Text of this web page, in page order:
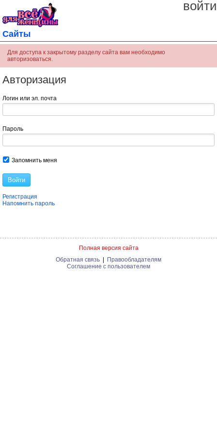
войти
Сайты
Для доступа к закрытому разделу сайта вам необходимо
авторизоваться.
Авторизация
Логин или эл. почта
Пароль
Запомнить меня
Войти
Регистрация
Напомнить пароль
Полная версия сайта
Обратная связь | Правообладателям
Соглашение с пользователем